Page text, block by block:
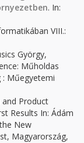
. In:
VIII.:
György,
Műholdas
: Műegyetemi
and Product
Results In: Ádám
New
Magyarország,